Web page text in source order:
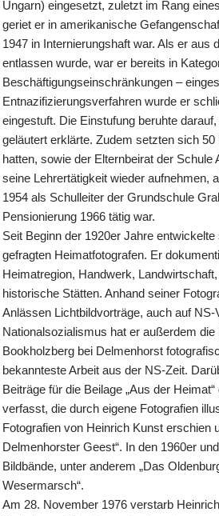
Ungarn) eingesetzt, zuletzt im Rang
geriet er in amerikanische
1947 in Internierungshaft war. Als er aus
entlassen wurde, war er bereits in
Beschäftigungseinschränkungen –
Entnazifizierungsverfahren wurde er
eingestuft. Die Einstufung beruhte
geläutert erklärte. Zudem setzten sich
hatten, sowie der Elternbeirat der
seine Lehrertätigkeit wieder aufnehmen,
1954 als Schulleiter der Grundschule
Pensionierung 1966 tätig war.
Seit Beginn der 1920er Jahre
gefragten Heimatfotografen. Er
Heimatregion, Handwerk,
historische Stätten. Anhand seiner
Anlässen Lichtbildvorträge, auch auf
Nationalsozialismus hat er außerdem die
Bookholzberg bei Delmenhorst
bekannteste Arbeit aus der NS-Zeit.
Beiträge für die Beilage „Aus der
verfasst, die durch eigene Fotografien
Fotografien von Heinrich Kunst erschien
Delmenhorster Geest“. In den 1960er
Bildbände, unter anderem „Das
Wesermarsch“.
Am 28. November 1976 verstarb